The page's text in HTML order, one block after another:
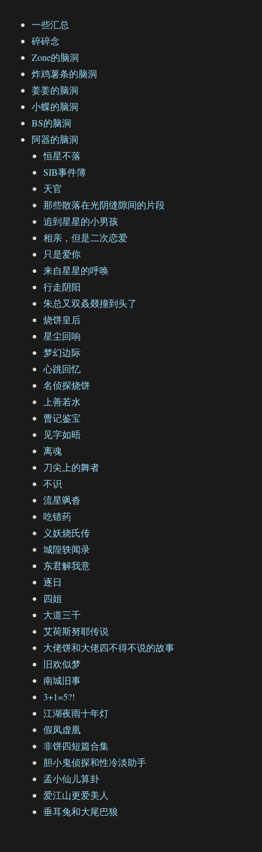
一些汇总
碎碎念
Zone的脑洞
炸鸡薯条的脑洞
姜姜的脑洞
小蝶的脑洞
BS的脑洞
阿器的脑洞
恒星不落
SIB事件簿
天官
那些散落在光阴缝隙间的片段
追到星星的小男孩
相亲，但是二次恋爱
只是爱你
来自星星的呼唤
行走阴阳
朱总又双叒叕撞到头了
烧饼皇后
星尘回响
梦幻边际
心跳回忆
名侦探烧饼
上善若水
曹记鉴宝
见字如晤
离魂
刀尖上的舞者
不识
流星飒沓
吃错药
义妖烧氏传
城隍轶闻录
东君解我意
逐日
四姐
大道三千
艾荷斯努耶传说
大佬饼和大佬四不得不说的故事
旧欢似梦
南城旧事
3+1=5?!
江湖夜雨十年灯
假凤虚凰
非饼四短篇合集
胆小鬼侦探和性冷淡助手
孟小仙儿算卦
爱江山更爱美人
垂耳兔和大尾巴狼